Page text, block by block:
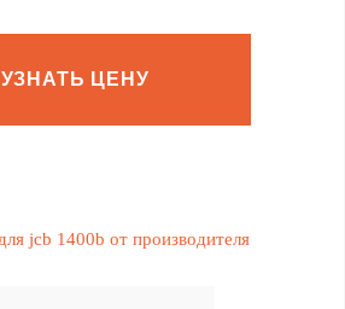
УЗНАТЬ ЦЕНУ